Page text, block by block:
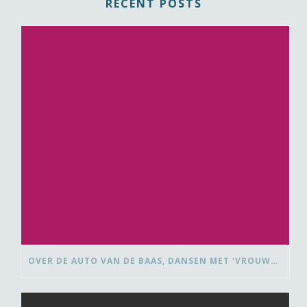
RECENT POSTS
OVER DE AUTO VAN DE BAAS, DANSEN MET ‘VROUWEN VAN’ EN BEDANK-BLOMMEN